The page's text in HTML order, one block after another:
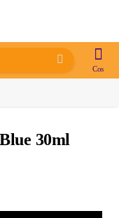
30ml